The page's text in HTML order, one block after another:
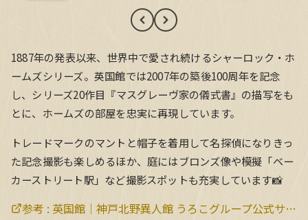
1887年の発表以来、世界中で愛され続けるシャーロック・ホ
ームズシリーズ。英国館では2007年の築後100周年を記念
し、シリーズ20作目『マスグレーヴ家の儀式書』の描写をも
とに、ホームズの部屋を忠実に再現しています。
トレードマークのマントと帽子を着用して名探偵になりきっ
た記念撮影も楽しめるほか、庭にはブロンズ像や模擬「ベー
カーストリート駅」など撮影スポットも充実しています📸
参考 : 英国館｜神戸北野異人館 うろこグループ公式サイト